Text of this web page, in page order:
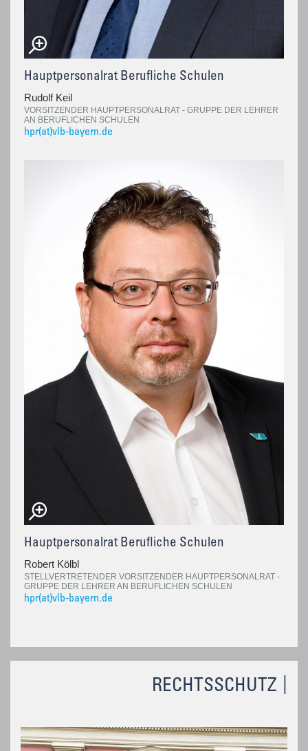
RECHTSSCHUTZ
Hauptpersonalrat Berufliche Schulen
Rudolf Keil
VORSITZENDER HAUPTPERSONALRAT - GRUPPE DER LEHRER
AN BERUFLICHEN SCHULEN
hpr(at)vlb-bayern.de
Hauptpersonalrat Berufliche Schulen
Robert Kölbl
STELLVERTRETENDER VORSITZENDER HAUPTPERSONALRAT -
GRUPPE DER LEHRER AN BERUFLICHEN SCHULEN
hpr(at)vlb-bayern.de